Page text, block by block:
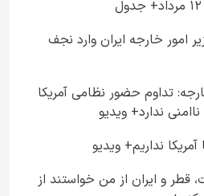
امور خارجه ایران وارد نجف
تداوم حضور نظامی آمریکا
ندارد+ ویدیو
نداریم+ ویدیو
قطر و ایران از من خواستند از